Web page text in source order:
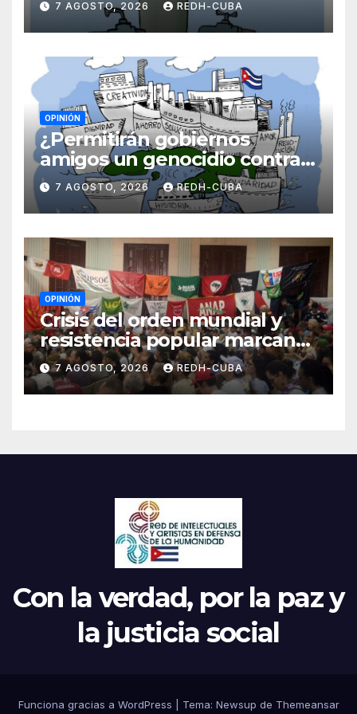
7 AGOSTO, 2026 REDH-CUBA
OPINIÓN
¿Permitirán gobiernos
amigos un genocidio contra
Cuba? Por Hedelberto López
Blanch
7 AGOSTO, 2026 REDH-CUBA
OPINIÓN
Crisis del orden mundial y
resistencia popular marcan
el inicio de la IV Asamblea
Continental de ALBA
Movimientos en Cuba
7 AGOSTO, 2026 REDH-CUBA
Con la verdad, por la paz y
la justicia social
Funciona gracias a WordPress Tema: Newsup de Themeansar